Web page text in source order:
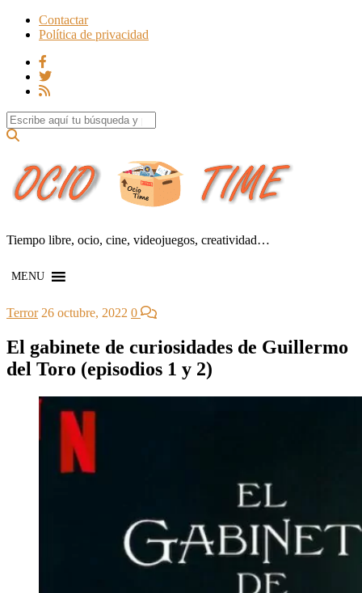
Contactar
Política de privacidad
Search for:
Tiempo libre, ocio, cine, videojuegos, creatividad…
MENU
Terror 26 octubre, 2022 0
El gabinete de curiosidades de Guillermo
del Toro (episodios 1 y 2)